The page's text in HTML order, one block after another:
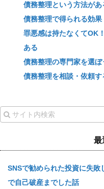
債務整理という方法があ
債務整理で得られる効
罪悪感は持たなくてOK
ある
債務整理の専門家を選ぼ
債務整理を相談・依頼す
最
SNSで勧められた投資に失
で自己破産までした話